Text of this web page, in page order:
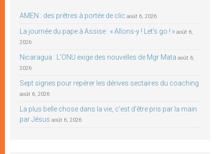
AMEN : des prêtres à portée de clic août 6, 2026
La journée du pape à Assise : « Allons-y ! Let’s go ! » août 6,
2026
Nicaragua : L’ONU exige des nouvelles de Mgr Mata août 6,
2026
Sept signes pour repérer les dérives sectaires du coaching
août 6, 2026
La plus belle chose dans la vie, c’est d’être pris par la main
par Jésus août 6, 2026